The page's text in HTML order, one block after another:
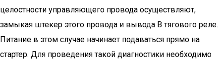
целостности управляющего провода осуществляют,
замыкая штекер этого провода и вывода B тягового реле.
Питание в этом случае начинает подаваться прямо на
стартер. Для проведения такой диагностики необходимо